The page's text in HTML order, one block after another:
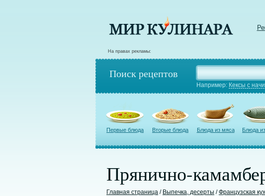
На правах рекламы:
Поиск рецептов
Например: Кексы с
Первые блюда Вторые блюда Блюда из мяса Блюда
Прянично-
Главная страница / Выпечка, десерты /Французская